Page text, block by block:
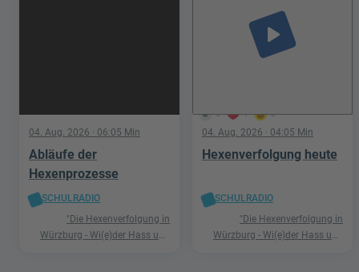
04. Aug. 2026 · 06:05 Min
Abläufe der
Hexenprozesse
SCHULRADIO
"Die Hexenverfolgung in
Würzburg - Wi(e)der Hass und
5 1 0
play_arrow
04. Aug. 2026 · 04:05 Min
Hexenverfolgung heute
SCHULRADIO
"Die Hexenverfolgung in
Würzburg - Wi(e)der Hass und